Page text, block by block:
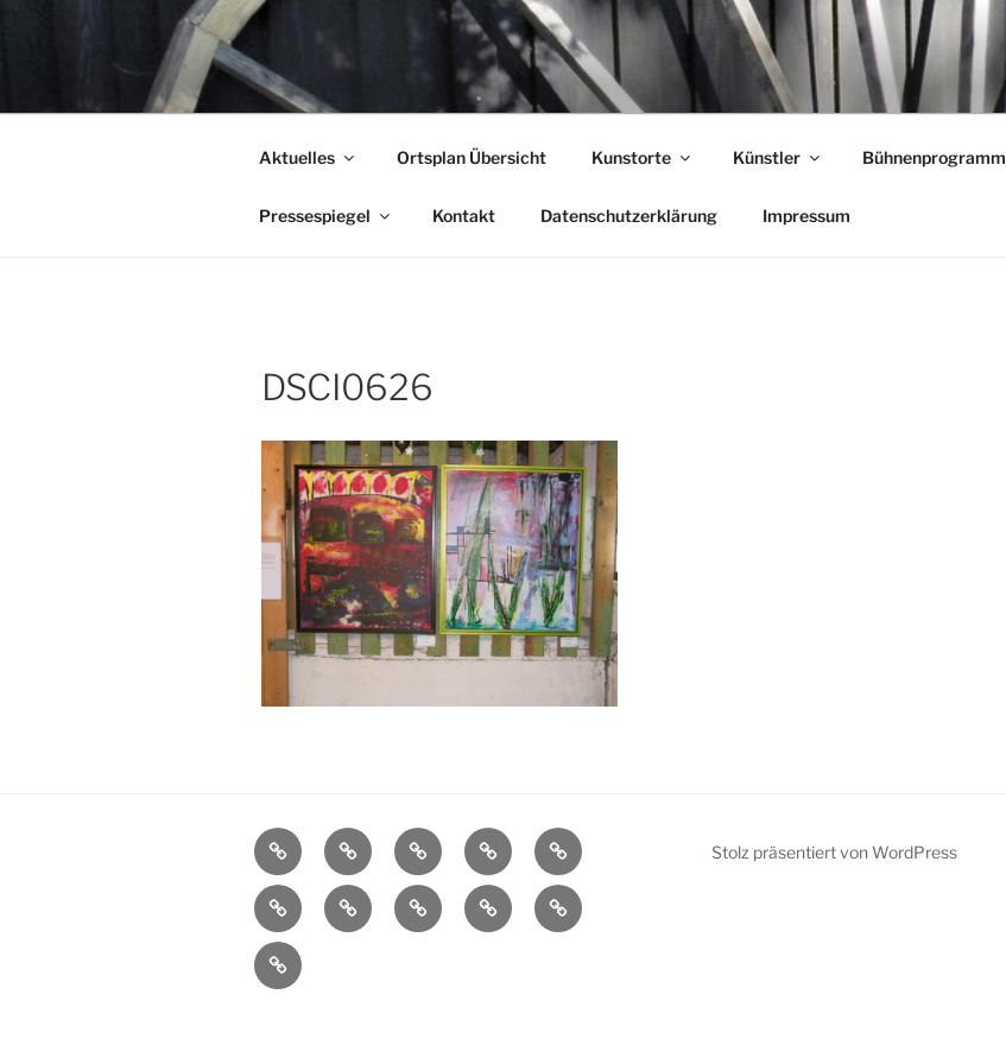
KUNSTFEST GARLSTORF
…Land in Sicht!
Aktuelles Ortsplan Übersicht Kunstorte Künstler Bühnenprogramm
Pressespiegel Kontakt Datenschutzerklärung Impressum
DSCI0626
AktuellesOrtsplan
Übersicht
KunstorteKünstlerBühnenprogramm
Impressionen
Verein Pressespiegel
Kontakt Datenschutzerklärung
Impressum
Stolz präsentiert von WordPress